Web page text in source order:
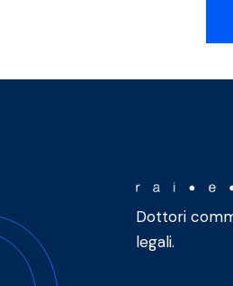
Dottori
legali.